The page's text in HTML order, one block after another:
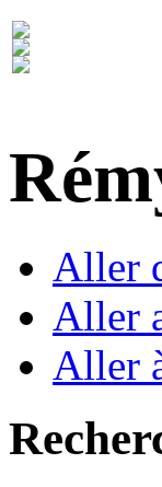
Aller
Aller
Aller